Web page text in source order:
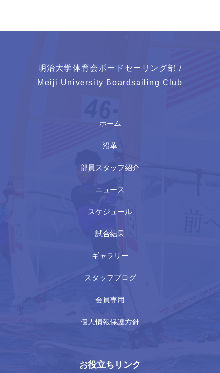
明治大学体育会ボードセーリング部 /
Meiji University Boardsailing Club
ホーム
沿革
部員スタッフ紹介
ニュース
スケジュール
試合結果
ギャラリー
スタッフブログ
会員専用
個人情報保護方針
お役立ちリンク